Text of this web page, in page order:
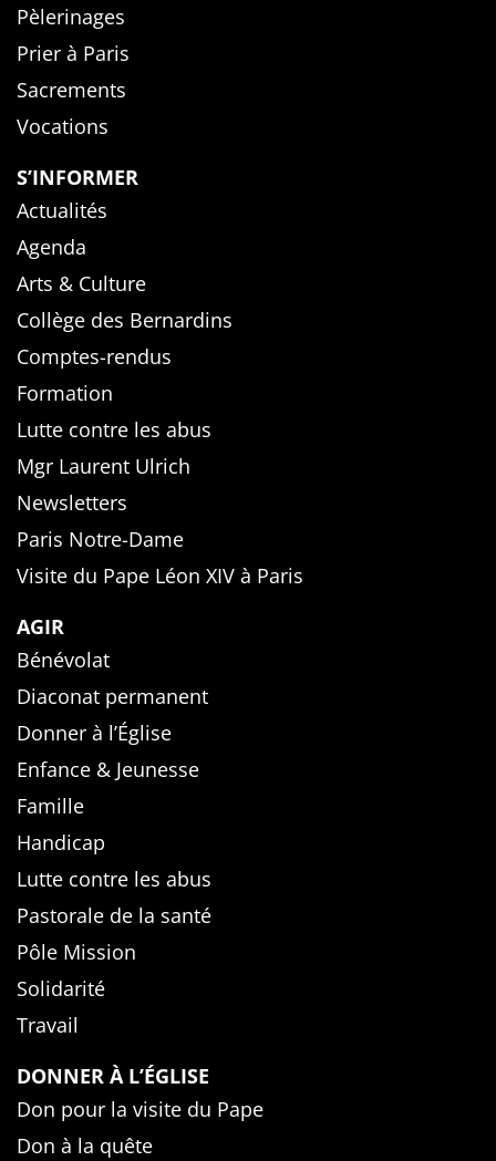
Pèlerinages
Prier à Paris
Sacrements
Vocations
S’INFORMER
Actualités
Agenda
Arts & Culture
Collège des Bernardins
Comptes-rendus
Formation
Lutte contre les abus
Mgr Laurent Ulrich
Newsletters
Paris Notre-Dame
Visite du Pape Léon XIV à Paris
AGIR
Bénévolat
Diaconat permanent
Donner à l’Église
Enfance & Jeunesse
Famille
Handicap
Lutte contre les abus
Pastorale de la santé
Pôle Mission
Solidarité
Travail
DONNER À L’ÉGLISE
Don pour la visite du Pape
Don à la quête